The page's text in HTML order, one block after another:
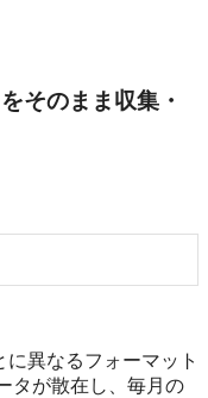
そのまま収集・
異なるフォーマット
タが散在し、毎月の